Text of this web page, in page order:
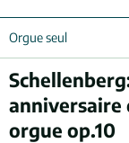
Orgue seul
anniversaire
orgue op.10